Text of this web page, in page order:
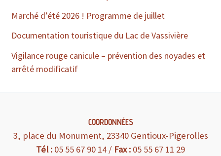
Marché d’été 2026 ! Programme de juillet
Documentation touristique du Lac de Vassivière
Vigilance rouge canicule – prévention des noyades et
arrêté modificatif
COORDONNÉES
3, place du Monument, 23340 Gentioux-Pigerolles
Tél : 05 55 67 90 14 / Fax : 05 55 67 11 29